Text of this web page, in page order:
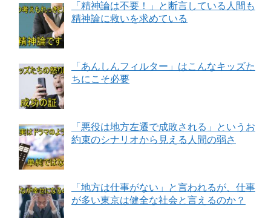
「精神論は不要！」と断言している人間も
精神論に救いを求めている
「あんしんフィルター」はこんなキッズた
ちにこそ必要
「悪役は地方左遷で成敗される」というお
約束のシナリオから見える人間の弱さ
「地方は仕事がない」と言われるが、仕事
が多い東京は健全な社会と言えるのか？